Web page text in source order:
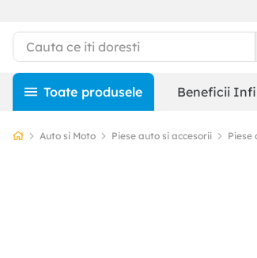
Beneficii
Auto si Moto Piese auto si accesorii Piese